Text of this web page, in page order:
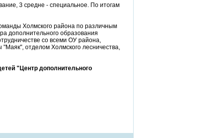
3 средне - специальное. По итогам
Холмского района по различным
дополнительного образования
со всеми ОУ района,
отделом Холмского лесничества,
"Центр дополнительного